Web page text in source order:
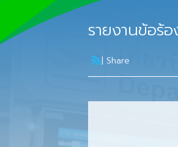
รายงานข้อร้อ
| Share